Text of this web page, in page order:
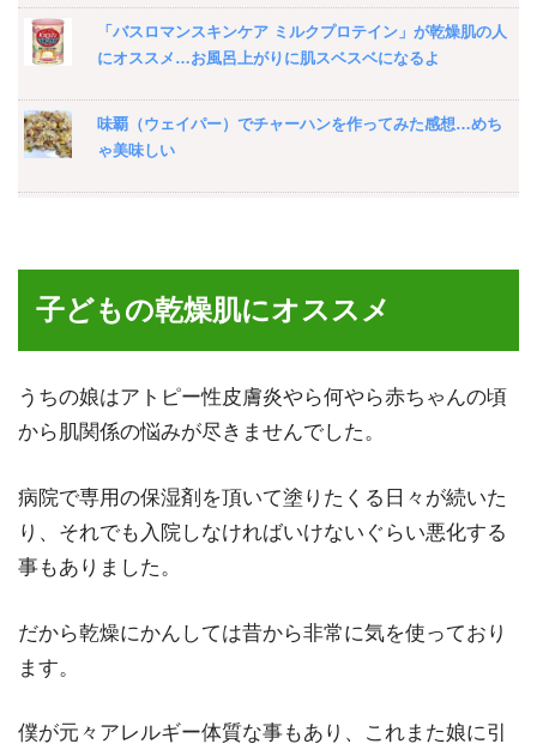
「バスロマンスキンケア ミルクプロテイン」が乾燥肌の人
にオススメ…お風呂上がりに肌スベスベになるよ
味覇（ウェイパー）でチャーハンを作ってみた感想…めち
ゃ美味しい
「コイズミ MONSTERドライヤー」使ってみた感想…風量
子どもの乾燥肌にオススメ
うちの娘はアトピー性皮膚炎やら何やら赤ちゃんの頃
から肌関係の悩みが尽きませんでした。
病院で専用の保湿剤を頂いて塗りたくる日々が続いた
り、それでも入院しなければいけないぐらい悪化する
事もありました。
だから乾燥にかんしては昔から非常に気を使っており
ます。
僕が元々アレルギー体質な事もあり、これまた娘に引